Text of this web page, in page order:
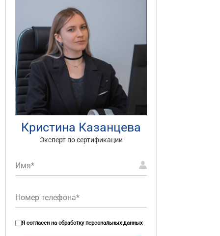
Кристина Казанцева
Эксперт по сертификации
Я согласен на обработку персональных данных